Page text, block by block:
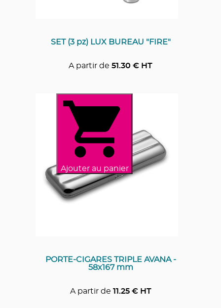
SET (3 pz) LUX BUREAU "FIRE"
A partir de 51.30 € HT
Ajouter au panier
PORTE-CIGARES TRIPLE AVANA -
58x167 mm
A partir de 11.25€ HT